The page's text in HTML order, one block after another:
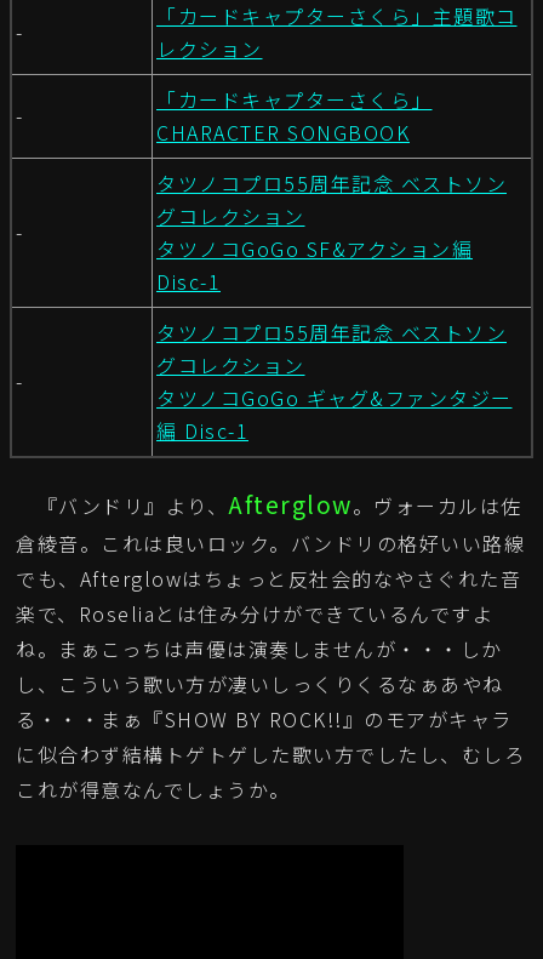
-
「カードキャプターさくら」主題歌コ
レクション
-
「カードキャプターさくら」
CHARACTER SONGBOOK
-
タツノコプロ55周年記念 ベストソン
グコレクション
タツノコGoGo SF&アクション編
Disc-1
-
タツノコプロ55周年記念 ベストソン
グコレクション
タツノコGoGo ギャグ&ファンタジー
編 Disc-1
『バンドリ』より、 Afterglow。ヴォーカルは佐
倉綾音。これは良いロック。バンドリの格好いい路線
でも、Afterglowはちょっと反社会的なやさぐれた音
楽で、Roseliaとは住み分けができているんですよ
ね。まぁこっちは声優は演奏しませんが・・・しか
し、こういう歌い方が凄いしっくりくるなぁあやね
る・・・まぁ『SHOW BY ROCK!!』のモアがキャラ
に似合わず結構トゲトゲした歌い方でしたし、むしろ
これが得意なんでしょうか。